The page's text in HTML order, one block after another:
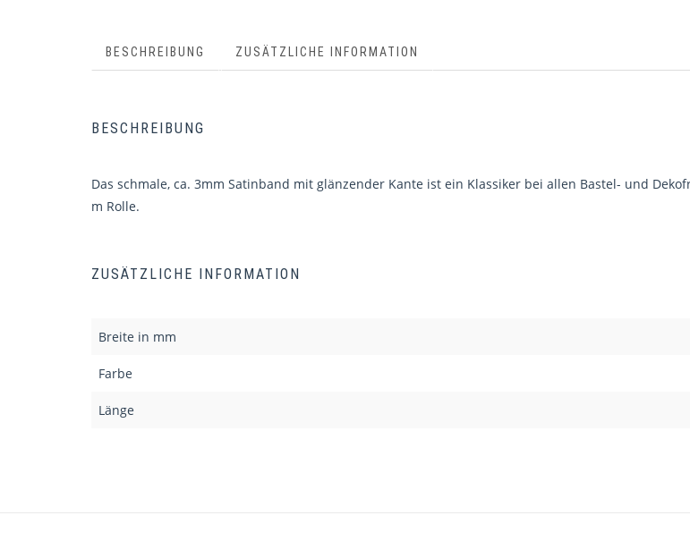
BESCHREIBUNG ZUSÄTZLICHE INFORMATION
BESCHREIBUNG
Das schmale, ca. 3mm Satinband mit glänzender Kante ist ein Klassiker bei allen Bastel- und
m Rolle.
ZUSÄTZLICHE INFORMATION
Breite in mm
Farbe
Länge